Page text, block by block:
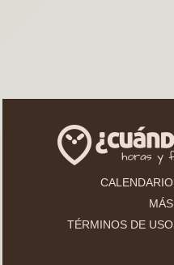
CALENDARIO
MÁS
TÉRMINOS DE USO